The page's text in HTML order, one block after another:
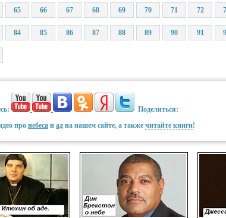
65 66 67 68 69 70 71 72
84 85 86 87 88 89 90 91
Поделиться:
про небеса и ад на нашем сайте, а также читайте книги!